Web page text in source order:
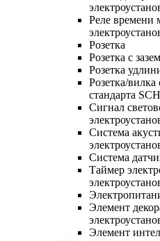
Реле времени
Розетка
Розетка с
Розетка
Розетка/
стандарта
Сигнал
Система
Система
Таймер
Элемент
Элемент